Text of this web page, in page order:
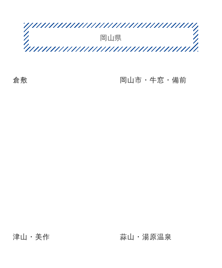
岡山県
倉敷 岡山市・牛窓・備前
津山・美作 蒜山・湯原温泉